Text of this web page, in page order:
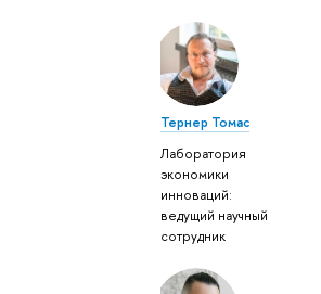
Тернер Томас
Лаборатория
экономики
инноваций:
ведущий научный
сотрудник